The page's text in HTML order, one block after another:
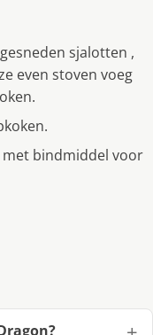
sjalotten ,
even stoven voeg
bindmiddel voor